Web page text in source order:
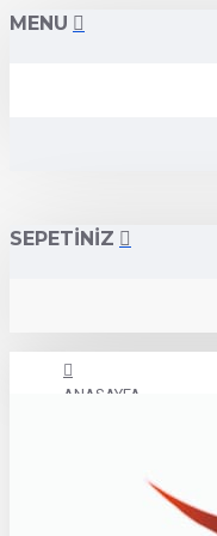
MENU
SEPETİNİZ
ANASAYFA